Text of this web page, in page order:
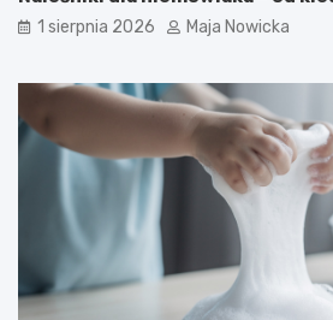
1 sierpnia 2026 Maja Nowicka